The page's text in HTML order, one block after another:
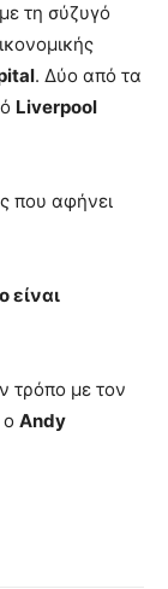
τη σύζυγό
. Δύο από τα
Liverpool
που αφήνει
είναι
τρόπο με τον
Andy